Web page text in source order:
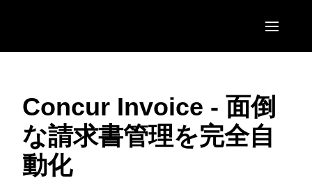
United States (English)
Canada (English)
EUROPE
United Kingdom (English)
ASIA PACIFIC
Concur Invoice - 面倒
な請求書管理を完全自
動化